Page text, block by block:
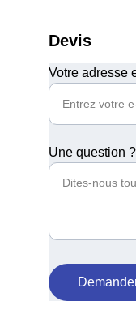
Devis
Votre adresse
Une question